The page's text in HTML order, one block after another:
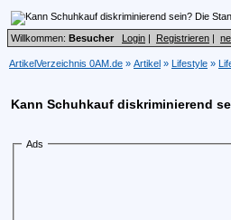
Willkommen: Besucher Login | Registrieren |
ArtikelVerzeichnis 0AM.de » Artikel » Lifestyle »
Kann Schuhkauf diskriminierend
Ads